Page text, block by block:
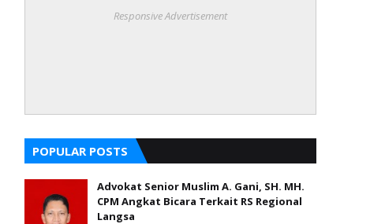
Responsive Advertisement
POPULAR POSTS
Advokat Senior Muslim A. Gani, SH. MH.
CPM Angkat Bicara Terkait RS Regional
Langsa